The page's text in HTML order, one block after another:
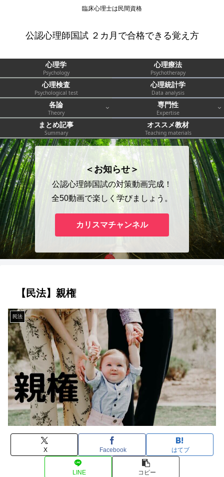
臨床心理士は民間資格
公認心理師国試 ２カ月で合格できる覚え方
心理学
Psychology
心理療法
Psychotherapy
心理検査
Psychological test
心理統計学
Data analysis
各論
Theory
専門性
Expertise
まとめ記事
Summary
オススメ教材
Teaching materials
＜お知らせ＞
公認心理師国試の対策動画完成！
全50動画で楽しく学びましょう。
カリスマチャンネル
【民法】親権
民法
X Facebook はてブ
LINE コピー